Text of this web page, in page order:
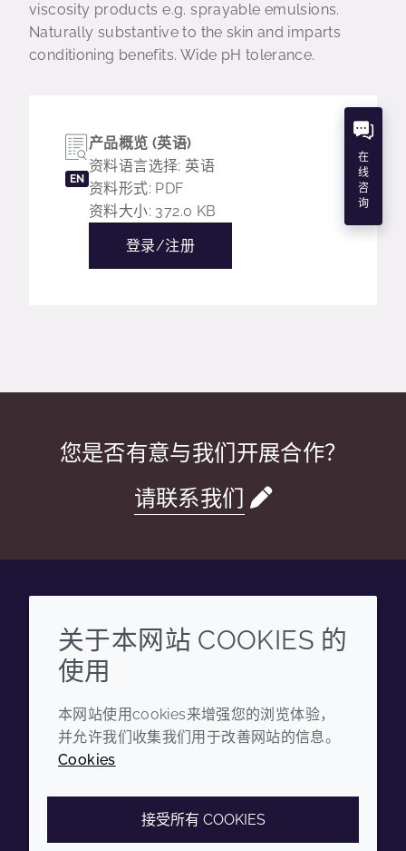
viscosity products e.g. sprayable emulsions.
Naturally substantive to the skin and imparts
conditioning benefits. Wide pH tolerance.
EN
产品概览 (英语)
资料语言选择: 英语
资料形式: PDF
资料大小: 372.0 KB
登录/注册
您是否有意与我们开展合作？
请联系我们
WechatYouku Zhihu Tiktok
企业
年度报告
可持续发展报告
条款和条件
隐私政策
Cookie政策
关于本网站 COOKIES 的
使用
本网站使用cookies来增强您的浏览体验，
并允许我们收集我们用于改善网站的信息。
Cookies
接受所有 COOKIES
在
线
咨
询